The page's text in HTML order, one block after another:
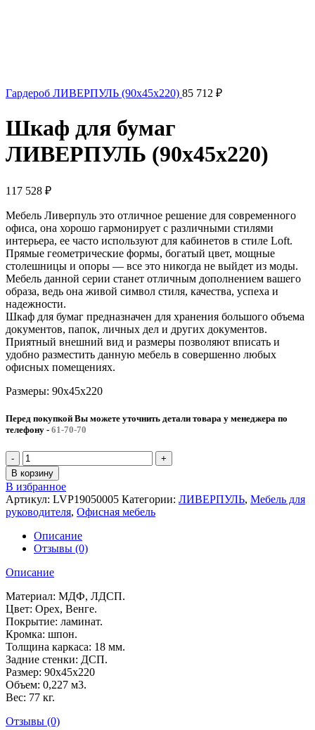
Гардероб ЛИВЕРПУЛЬ (90x45x220) 85 712 ₽
Шкаф для бумаг
ЛИВЕРПУЛЬ (90x45x220)
117 528 ₽
Мебель Ливерпуль это отличное решение для современного
офиса, она хорошо гармонирует с различными стилями
интерьера, ее часто используют для кабинетов в стиле Loft.
Прямые геометрические формы, богатый цвет, мощные
столешницы и опоры — все это никогда не выйдет из моды.
Мебель данной серии станет отличным дополнением вашего
образа, ведь она живой символ стиля, качества, успеха и
надежности.
Шкаф для бумаг предназначен для хранения большого объема
документов, папок, личных дел и других документов.
Приятный внешний вид и размеры позволяют вписать и
удобно разместить данную мебель в совершенно любых
офисных помещениях.
Размеры: 90x45x220
Перед покупкой Вы можете уточнить детали товара у менеджера по
телефону - 61-70-70
Количество
товара
Шкаф
для
бумаг
ЛИВЕРПУЛЬ
(90x45x220)
В корзину
В избранное
Артикул: LVP19050005 Категории: ЛИВЕРПУЛЬ, Мебель для
руководителя, Офисная мебель
Описание
Отзывы (0)
Описание
Материал: МДФ, ЛДСП.
Цвет: Орех, Венге.
Покрытие: ламинат.
Кромка: шпон.
Толщина каркаса: 18 мм.
Задние стенки: ДСП.
Размер: 90x45x220
Объем: 0,227 м3.
Вес: 77 кг.
Отзывы (0)